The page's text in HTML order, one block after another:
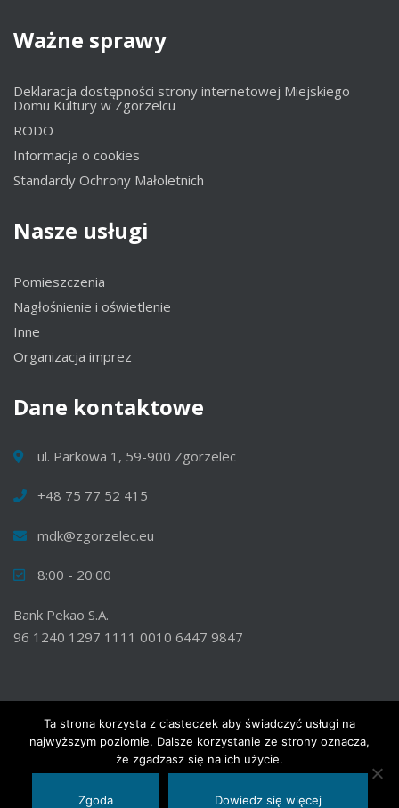
Ważne sprawy
Deklaracja dostępności strony internetowej Miejskiego
Domu Kultury w Zgorzelcu
RODO
Informacja o cookies
Standardy Ochrony Małoletnich
Nasze usługi
Pomieszczenia
Nagłośnienie i oświetlenie
Inne
Organizacja imprez
Dane kontaktowe
ul. Parkowa 1, 59-900 Zgorzelec
+48 75 77 52 415
mdk@zgorzelec.eu
8:00 - 20:00
Bank Pekao S.A.
96 1240 1297 1111 0010 6447 9847
© 2020 Wszelkie prawa zastrzeżone. Miejski Dom Kultury w
Zgorzelcu.
Ta strona korzysta z ciasteczek aby świadczyć usługi na
najwyższym poziomie. Dalsze korzystanie ze strony oznacza,
że zgadzasz się na ich użycie.
Zgoda Dowiedz się więcej